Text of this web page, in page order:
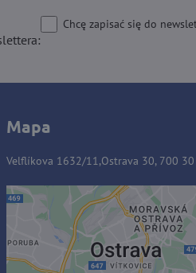
Chcę zapisać się do
Mapa
Velflíkova 1632/11,Ostrava 30, 700 30
Zawartość zewnętrzna
blokowana przez
prywatności